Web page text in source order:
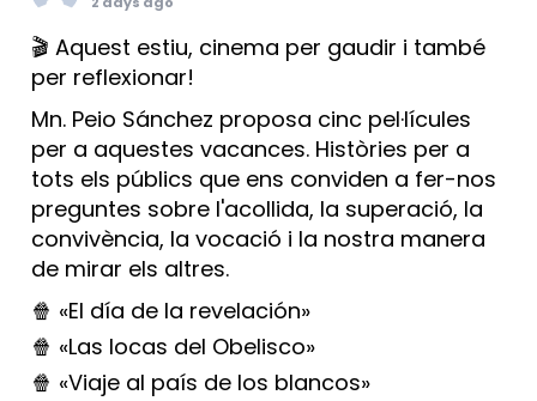
🎬 Aquest estiu, cinema per gaudir i també
per reflexionar!
Mn. Peio Sánchez proposa cinc pel·lícules
per a aquestes vacances. Històries per a
tots els públics que ens conviden a fer-nos
preguntes sobre l'acollida, la superació, la
convivència, la vocació i la nostra manera
de mirar els altres.
🍿 «El día de la revelación»
🍿 «Las locas del Obelisco»
🍿 «Viaje al país de los blancos»